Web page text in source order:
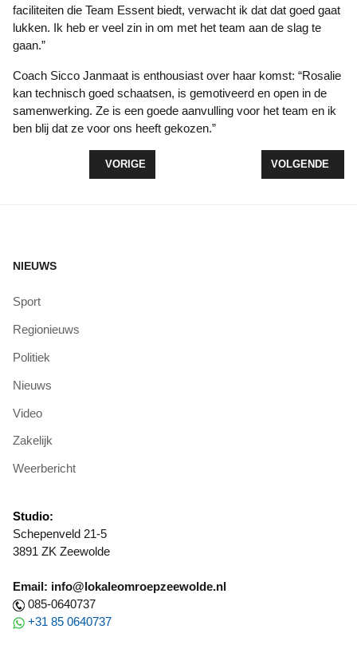
faciliteiten die Team Essent biedt, verwacht ik dat dat goed gaat
lukken. Ik heb er veel zin in om met het team aan de slag te
gaan.”
Coach Sicco Janmaat is enthousiast over haar komst: “Rosalie
kan technisch goed schaatsen, is gemotiveerd en open in de
samenwerking. Ze is een goede aanvulling voor het team en ik
ben blij dat ze voor ons heeft gekozen.”
VORIG ARTIKEL: MEETRAINWEEK HOCKEYCLUB
VORIGE VOLGENDE
VOLGENDE
NIEUWS
Sport
Regionieuws
Politiek
Nieuws
Video
Zakelijk
Weerbericht
Studio:
Schepenveld 21-5
3891 ZK Zeewolde
Email: info@lokaleomroepzeewolde.nl
085-0640737
+31 85 0640737